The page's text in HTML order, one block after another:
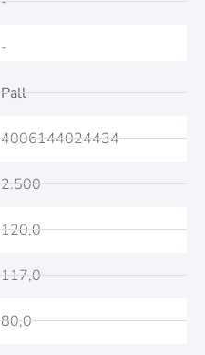
-
Pall
4006144024434
2.500
120,0
117,0
80,0